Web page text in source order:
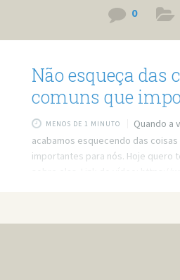
0
Não esqueça das
comuns que
MENOS DE 1 MINUTO
Quando a
acabamos esquecendo das coisas
importantes para nós. Hoje quero